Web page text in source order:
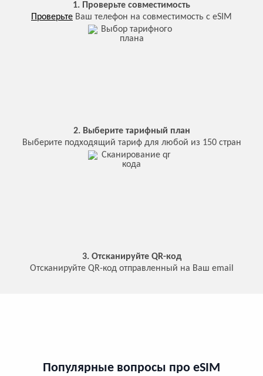
1. Проверьте совместимость
Проверьте Ваш телефон на совместимость с eSIM
2. Выберите тарифный план
Выберите подходящий тариф для любой из 150 стран
3. Отсканируйте QR-код
Отсканируйте QR-код отправленный на Ваш email
Популярные вопросы про eSIM